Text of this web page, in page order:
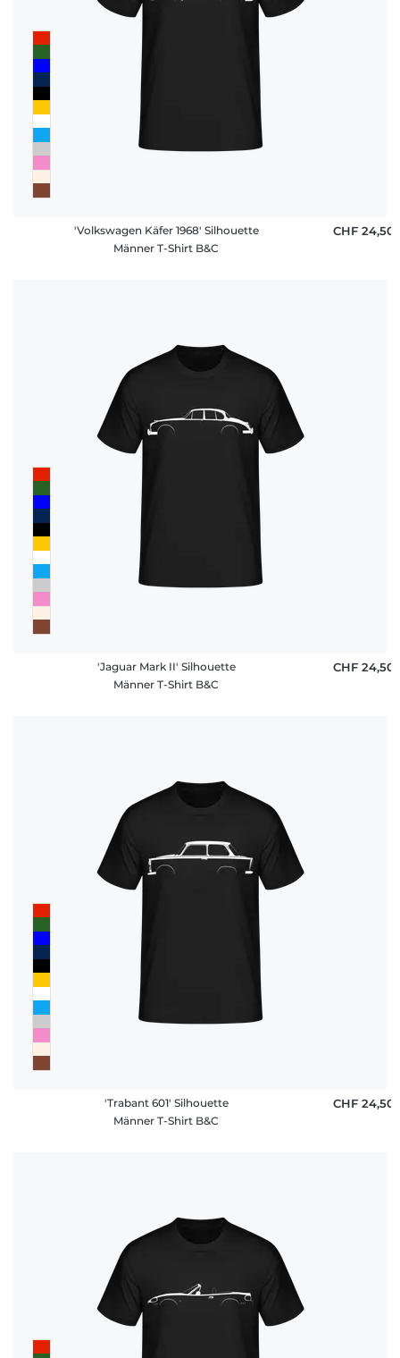
'Volkswagen Käfer 1968' Silhouette
Männer T-Shirt B&C
CHF 24,50
'Jaguar Mark II' Silhouette
Männer T-Shirt B&C
CHF 24,50
'Trabant 601' Silhouette
Männer T-Shirt B&C
CHF 24,50